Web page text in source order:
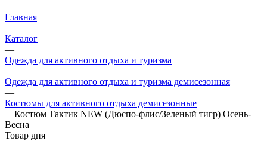
Главная
—
Каталог
—
Одежда для активного отдыха и туризма
—
Одежда для активного отдыха и туризма демисезонная
—
Костюмы для активного отдыха демисезонные
—Костюм Тактик NEW (Дюспо-флис/Зеленый тигр) Осень-
Весна
Товар дня